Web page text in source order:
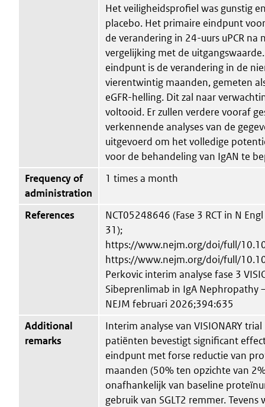
Het veiligheidsprofiel was gunstig
placebo. Het primaire eindpunt
de verandering in 24-uurs uPCR na
vergelijking met de
eindpunt is de verandering in de
vierentwintig maanden, gemeten
eGFR-helling. Dit zal naar
voltooid. Er zullen verdere vooraf
verkennende analyses van de
uitgevoerd om het volledige
voor de behandeling van IgAN te
Frequency of
administration
1 times a month
References
NCT05248646 (Fase 3 RCT in N
31);
https://www.nejm.org/doi/full/
https://www.nejm.org/doi/full/
Perkovic interim analyse fase 3
Sibeprenlimab in IgA Nephropathy
NEJM februari 2026;394:635
Additional
remarks
Interim analyse van VISIONARY
patiënten bevestigt significant
eindpunt met forse reductie van
maanden (50% ten opzichte van
onafhankelijk van baseline
gebruik van SGLT2 remmer.